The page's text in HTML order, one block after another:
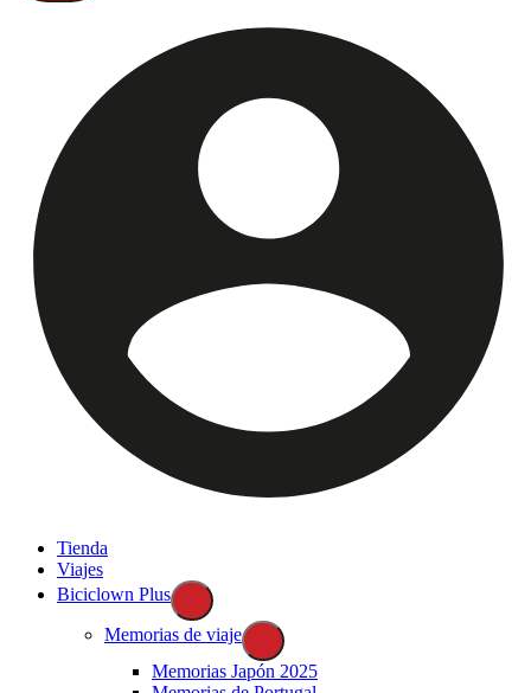
Tienda
Viajes
Biciclown Plus
Memorias de viaje
Memorias Japón 2025